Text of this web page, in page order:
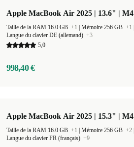
Apple MacBook Air 2025 | 13.6" | M4
Taille de la RAM 16.0 GB +1 Mémoire 256 GB +1
Langue du clavier DE (allemand) +3
5,0
998,40 €
Apple MacBook Air 2025 | 15.3" | M4
Taille de la RAM 16.0 GB +1 Mémoire 256 GB +2
Langue du clavier FR (français) +9